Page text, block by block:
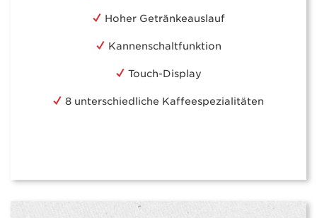
Hoher Getränkeauslauf
Kannenschaltfunktion
Touch-Display
8 unterschiedliche Kaffeespezialitäten